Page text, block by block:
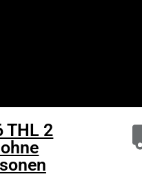
THL 2